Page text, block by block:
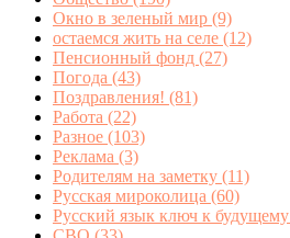
Окно в зеленый мир (9)
остаемся жить на селе (12)
Пенсионный фонд (27)
Погода (43)
Поздравления! (81)
Работа (22)
Разное (103)
Реклама (3)
Родителям на заметку (11)
Русская мироколица (60)
Русский язык ключ к будущему